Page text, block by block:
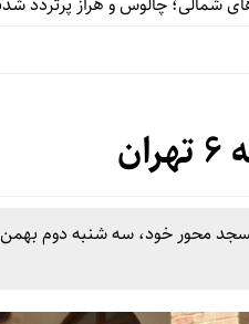
محور خود، سه شنبه دوم بهمن